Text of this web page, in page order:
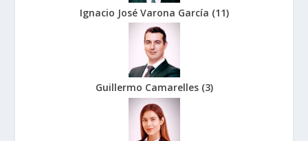
Ignacio José Varona García (11)
Guillermo Camarelles (3)